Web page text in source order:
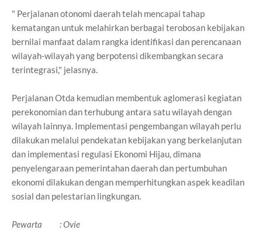
" Perjalanan otonomi daerah telah mencapai tahap
kematangan untuk melahirkan berbagai terobosan kebijakan
bernilai manfaat dalam rangka identifikasi dan perencanaan
wilayah-wilayah yang berpotensi dikembangkan secara
terintegrasi," jelasnya.
Perjalanan Otda kemudian membentuk aglomerasi kegiatan
perekonomian dan terhubung antara satu wilayah dengan
wilayah lainnya. Implementasi pengembangan wilayah perlu
dilakukan melalui pendekatan kebijakan yang berkelanjutan
dan implementasi regulasi Ekonomi Hijau, dimana
penyelengaraan pemerintahan daerah dan pertumbuhan
ekonomi dilakukan dengan memperhitungkan aspek keadilan
sosial dan pelestarian lingkungan.
Pewarta : Ovie